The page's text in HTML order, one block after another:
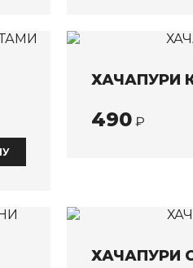
ХАЧАПУРИ
490 ₽
ХАЧАПУРИ